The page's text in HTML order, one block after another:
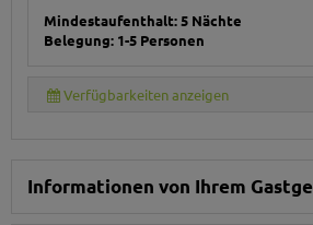
Mindestaufenthalt: 5 Nächte
Belegung: 1-5 Personen
Verfügbarkeiten anzeigen
Informationen von Ihrem